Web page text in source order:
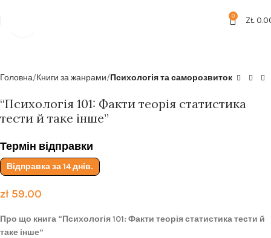
0 ZŁ
Головна Книги за жанрами Психологія та саморозвиток
“Психологія 101: Факти теорія статистика
тести й таке інше”
Термін відправки
Відправка за 14 днів.
zł59.00
Про що книга “Психологія 101: Факти теорія статистика тести й
таке інше”